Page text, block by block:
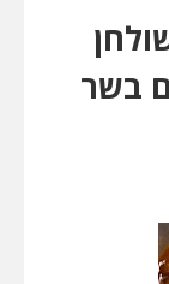
בשר